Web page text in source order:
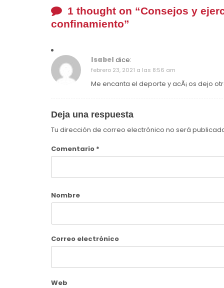
1 thought on “Consejos y
confinamiento”
Isabel dice:
febrero 23, 2021 a las 8:56 am
Me encanta el deporte y acÃ¡ os dejo
Deja una respuesta
Tu dirección de correo electrónico no será
Comentario *
Nombre
Correo electrónico
Web